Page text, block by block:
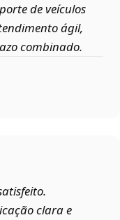
de veículos
ágil,
combinado.
clara e